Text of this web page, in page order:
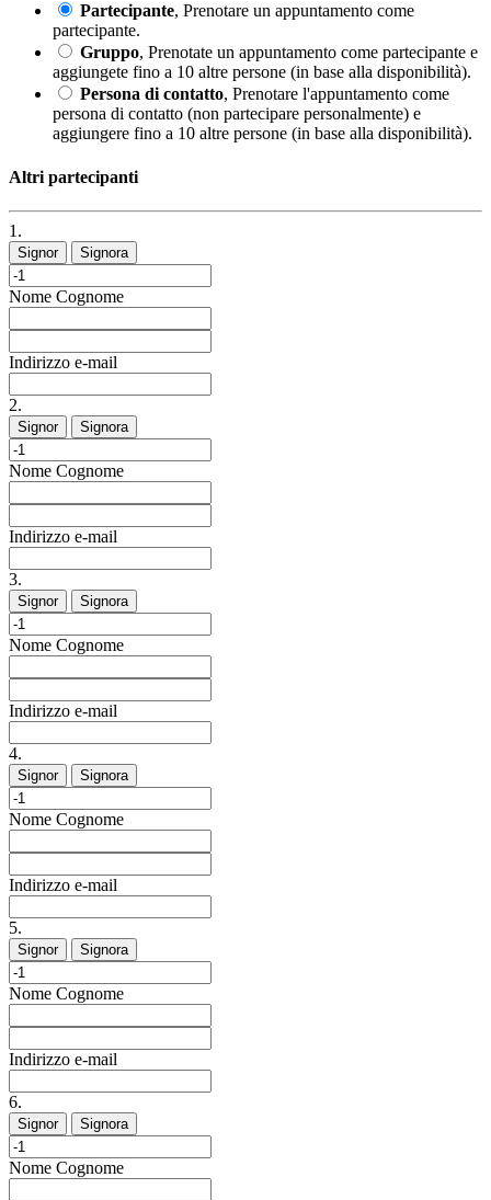
Partecipante, Prenotare un appuntamento come
partecipante.
Gruppo, Prenotate un appuntamento come partecipante e
aggiungete fino a 10 altre persone (in base alla disponibilità).
Persona di contatto, Prenotare l'appuntamento come
persona di contatto (non partecipare personalmente) e
aggiungere fino a 10 altre persone (in base alla disponibilità).
Altri partecipanti
1.
Signor Signora
Nome Cognome
Indirizzo e-mail
2.
Signor Signora
Nome Cognome
Indirizzo e-mail
3.
Signor Signora
Nome Cognome
Indirizzo e-mail
4.
Signor Signora
Nome Cognome
Indirizzo e-mail
5.
Signor Signora
Nome Cognome
Indirizzo e-mail
6.
Signor Signora
Nome Cognome